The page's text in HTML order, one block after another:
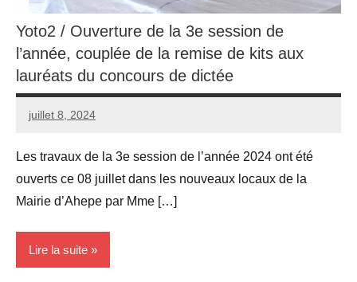
Yoto2 / Ouverture de la 3e session de
l’année, couplée de la remise de kits aux
lauréats du concours de dictée
juillet 8, 2024
admin
Aucun
Les travaux de la 3e session de l’année 2024 ont été
ouverts ce 08 juillet dans les nouveaux locaux de la
Mairie d’Ahepe par Mme […]
Lire la suite